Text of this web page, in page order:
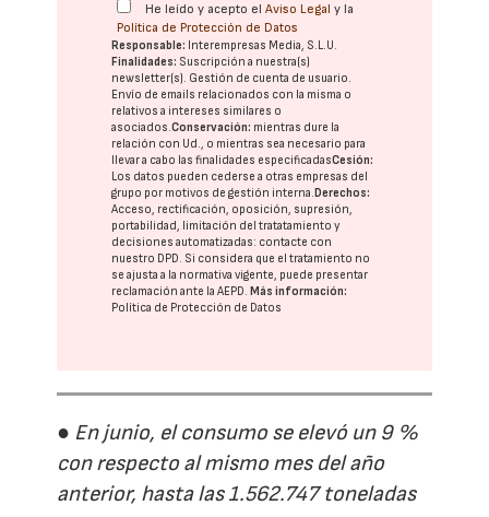
He leído y acepto elAviso Legal y la
Política de Protección de Datos
Responsable: Interempresas Media, S.L.U.
Finalidades: Suscripción a nuestra(s)
newsletter(s). Gestión de cuenta de usuario.
Envío de emails relacionados con la misma o
relativos a intereses similares o
asociados.Conservación: mientras dure la
relación con Ud., o mientras sea necesario para
llevar a cabo las finalidades especificadasCesión:
Los datos pueden cederse a otras empresas del
grupo por motivos de gestión interna. Derechos:
Acceso, rectificación, oposición, supresión,
portabilidad, limitación del tratatamiento y
decisiones automatizadas: contacte con
nuestro DPD. Si considera que el tratamiento no
se ajusta a la normativa vigente, puede presentar
reclamación ante laAEPD. Más información:
Política de Protección de Datos
● En junio, el consumo se elevó un 9 %
con respecto al mismo mes del año
anterior, hasta las 1.562.747 toneladas